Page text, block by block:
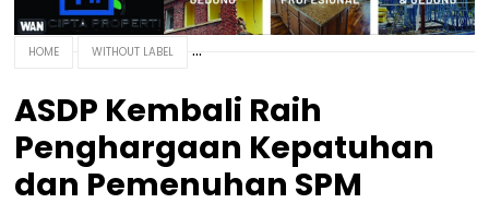
HOME WITHOUT LABEL
ASDP Kembali Raih
Penghargaan Kepatuhan
dan Pemenuhan SPM